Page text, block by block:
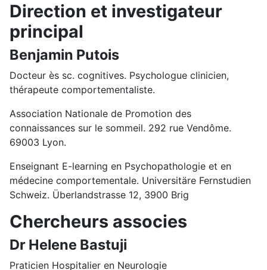
Direction et investigateur
principal
Benjamin Putois
Docteur ès sc. cognitives. Psychologue clinicien,
thérapeute comportementaliste.
Association Nationale de Promotion des
connaissances sur le sommeil. 292 rue Vendôme.
69003 Lyon.
Enseignant E-learning en Psychopathologie et en
médecine comportementale. Universitäre Fernstudien
Schweiz. Überlandstrasse 12, 3900 Brig
Chercheurs associes
Dr Helene Bastuji
Praticien Hospitalier en Neurologie